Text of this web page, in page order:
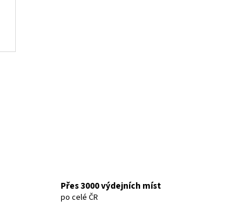
Přes 3000 výdejních míst
po celé ČR